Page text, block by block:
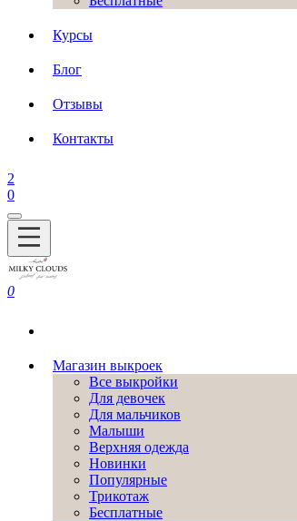
Курсы
Блог
Отзывы
Контакты
2
0
0
Магазин выкроек
Все выкройки
Для девочек
Для мальчиков
Малыши
Верхняя одежда
Новинки
Популярные
Трикотаж
Бесплатные